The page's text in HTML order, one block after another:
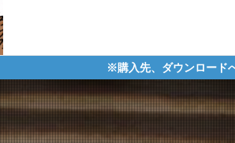
入先、ダウンロードへのリンクにはアフィリ